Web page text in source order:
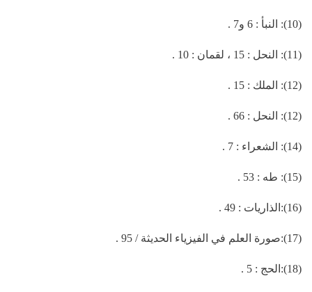
(10): النبأ : 6 و7 .
(11): النحل : 15 ، لقمان : 10 .
(12): الملك : 15 .
(12): النحل : 66 .
(14): الشعراء : 7 .
(15): طه : 53 .
(16):الذاريات : 49 .
(17):صورة العلم في الفيزياء الحديثة / 95 .
(18):الحج : 5 .